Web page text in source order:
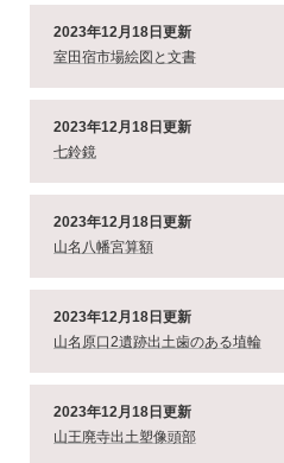
2023年12月18日更新
室田宿市場絵図と文書
2023年12月18日更新
七鈴鏡
2023年12月18日更新
山名八幡宮算額
2023年12月18日更新
山名原口2遺跡出土歯のある埴輪
2023年12月18日更新
山王廃寺出土塑像頭部